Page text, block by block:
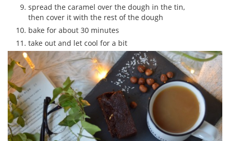
spread the caramel over the dough in the tin,
then cover it with the rest of the dough
bake for about 30 minutes
take out and let cool for a bit